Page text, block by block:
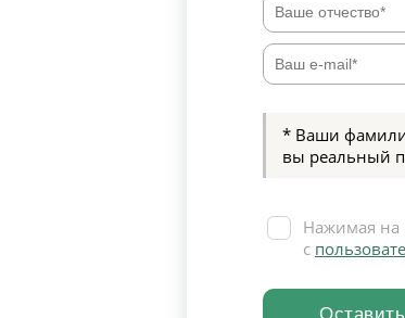
* Ваши
вы реальный
Нажимая на
с